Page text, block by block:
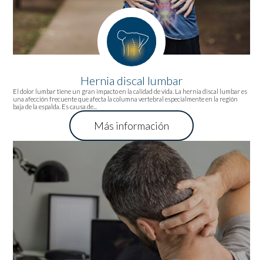
Hernia discal lumbar
El dolor lumbar tiene un gran impacto en la calidad de vida. La hernia discal lumbar es
una afección frecuente que afecta la columna vertebral especialmente en la región
baja de la espalda. Es causa de...
Más información